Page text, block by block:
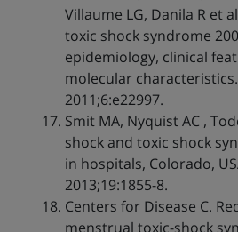
Villaume LG, Danila R et
toxic shock syndrome
epidemiology, clinical
molecular characteristics.
2011;6:e22997.
Smit MA, Nyquist AC ,
shock and toxic shock
in hospitals, Colorado,
2013;19:1855-8.
Centers for Disease C.
menstrual toxic-shock